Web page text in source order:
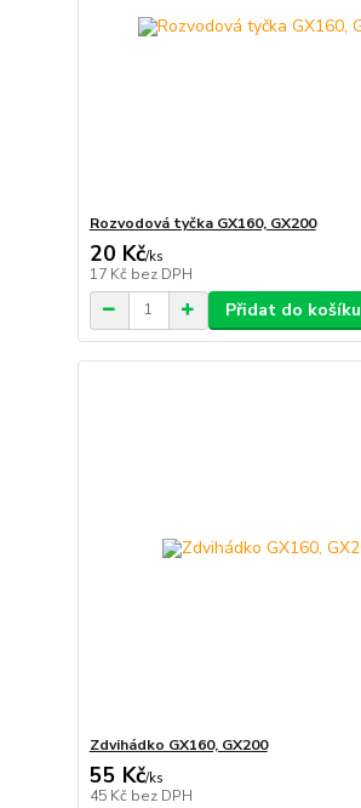
Rozvodová tyčka GX160, GX200
20 Kč/ks
17 Kč bez DPH
Přidat do košíku
Zdvihádko GX160, GX200
55 Kč/ks
45 Kč bez DPH